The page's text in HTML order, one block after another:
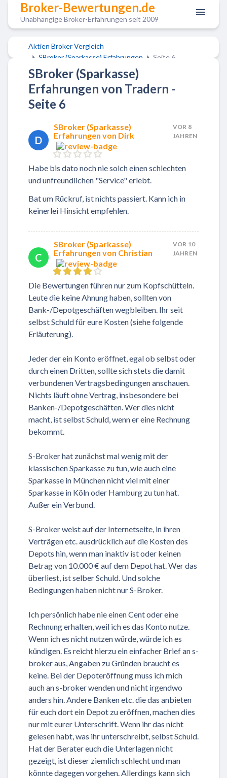
Broker-Bewertungen.de
Unabhängige Broker-Erfahrungen seit 2009
Aktien Broker Vergleich
SBroker (Sparkasse) Erfahrungen
Seite 6
SBroker (Sparkasse)
Erfahrungen von Tradern -
Seite 6
D
SBroker (Sparkasse)
Erfahrungen von Dirk
VOR 8
JAHREN
Habe bis dato noch nie solch einen schlechten
und unfreundlichen "Service" erlebt.
Bat um Rückruf, ist nichts passiert. Kann ich in
keinerlei Hinsicht empfehlen.
C
SBroker (Sparkasse)
Erfahrungen von Christian
VOR 10
JAHREN
Die Bewertungen führen nur zum Kopfschütteln.
Leute die keine Ahnung haben, sollten von
Bank-/Depotgeschäften wegbleiben. Ihr seit
selbst Schuld für eure Kosten (siehe folgende
Erläuterung).
Jeder der ein Konto eröffnet, egal ob selbst oder
durch einen Dritten, sollte sich stets die damit
verbundenen Vertragsbedingungen anschauen.
Nichts läuft ohne Vertrag, insbesondere bei
Banken-/Depotgeschäften. Wer dies nicht
macht, ist selbst Schuld, wenn er eine Rechnung
bekommt.
S-Broker hat zunächst mal wenig mit der
klassischen Sparkasse zu tun, wie auch eine
Sparkasse in München nicht viel mit einer
Sparkasse in Köln oder Hamburg zu tun hat.
Außer ein Verbund.
S-Broker weist auf der Internetseite, in ihren
Verträgen etc. ausdrücklich auf die Kosten des
Depots hin, wenn man inaktiv ist oder keinen
Betrag von 10.000 € auf dem Depot hat. Wer das
überliest, ist selber Schuld. Und solche
Bedingungen haben nicht nur S-Broker.
Ich persönlich habe nie einen Cent oder eine
Rechnung erhalten, weil ich es das Konto nutze.
Wenn ich es nicht nutzen würde, würde ich es
kündigen. Es reicht hierzu ein einfacher Brief an s-
broker aus, Angaben zu Gründen braucht es
keine. Bei der Depoteröffnung muss ich mich
auch an s-broker wenden und nicht irgendwo
anders hin. Andere Banken etc. die das anbieten
für euch dort ein Depot zu eröffnen, machen dies
nur mit eurer Unterschrift. Wenn ihr das nicht
gelesen habt, was ihr unterschreibt, selbst Schuld.
Hat der Berater euch die Unterlagen nicht
gezeigt, ist dieser ziemlich schlecht und man
könnte dagegen vorgehen. Allerdings kann sich